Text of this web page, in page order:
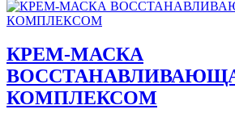
КРЕМ-МАСКА
КОМПЛЕКСОМ